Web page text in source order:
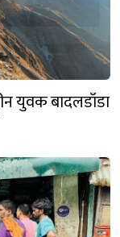
युवक बादलडाँडा